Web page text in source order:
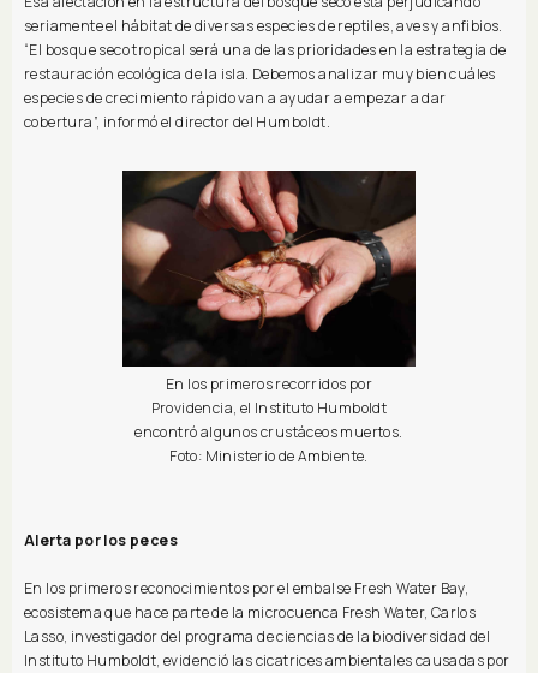
seriamente el hábitat de diversas especies de reptiles, aves y anfibios.
“El bosque seco tropical será una de las prioridades en la estrategia de
restauración ecológica de la isla. Debemos analizar muy bien cuáles
especies de crecimiento rápido van a ayudar a empezar a dar
cobertura”, informó el director del Humboldt.
En los primeros recorridos por
Providencia, el Instituto Humboldt
encontró algunos crustáceos muertos.
Foto: Ministerio de Ambiente.
Alerta por los peces
En los primeros reconocimientos por el embalse Fresh Water Bay,
ecosistema que hace parte de la microcuenca Fresh Water, Carlos
Lasso, investigador del programa de ciencias de la biodiversidad del
Instituto Humboldt, evidenció las cicatrices ambientales causadas por